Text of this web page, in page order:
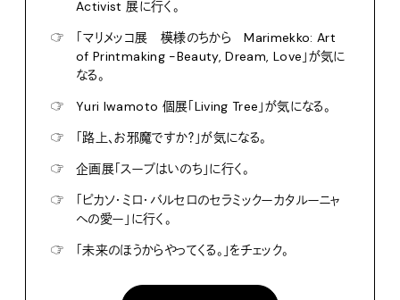
Activist 展に行く。
☞
「マリメッコ展 模様のちから Marimekko: Art
of Printmaking -Beauty, Dream, Love」が気に
なる。
☞
Yuri Iwamoto 個展「Living Tree」が気になる。
☞
「路上、お邪魔ですか？」が気になる。
☞
企画展「スープはいのち」に行く。
☞
「ピカソ・ミロ・バルセロのセラミックーカタルーニャ
への愛ー」に行く。
☞
「未来のほうからやってくる。」をチェック。